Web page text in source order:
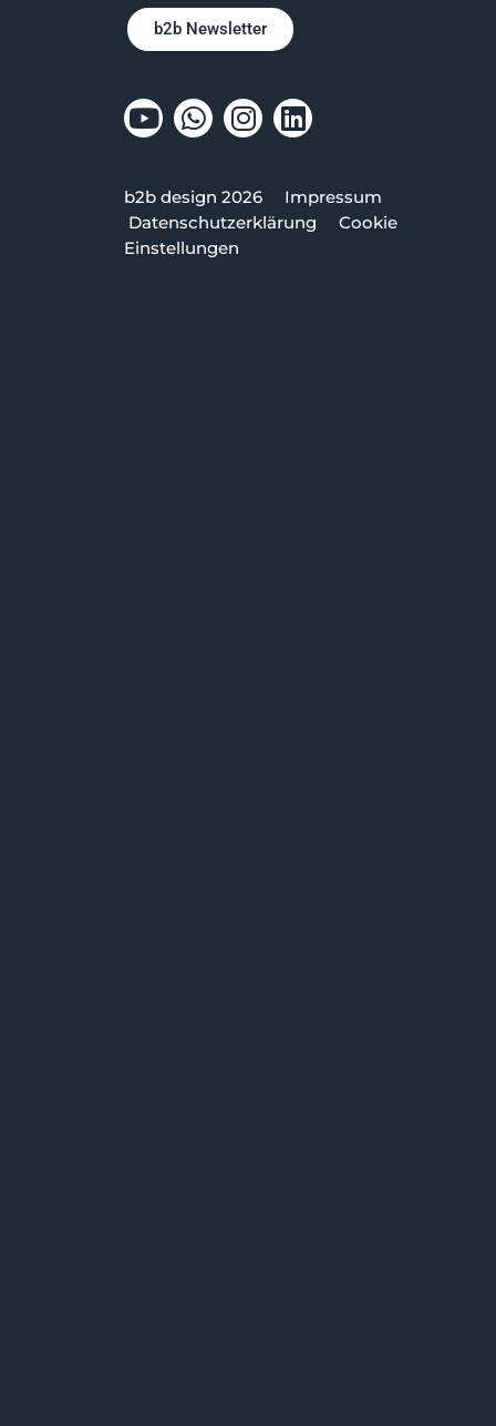
b2b Newsletter
b2b design 2026 Impressum
Datenschutzerklärung
Cookie
Einstellungen